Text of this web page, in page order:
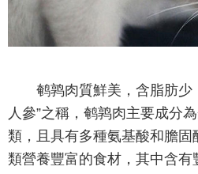
鹌鹑肉質鮮美，含脂肪少
人參”之稱，鹌鹑肉主要成分
類，且具有多種氨基酸和膽固
類營養豐富的食材，其中含